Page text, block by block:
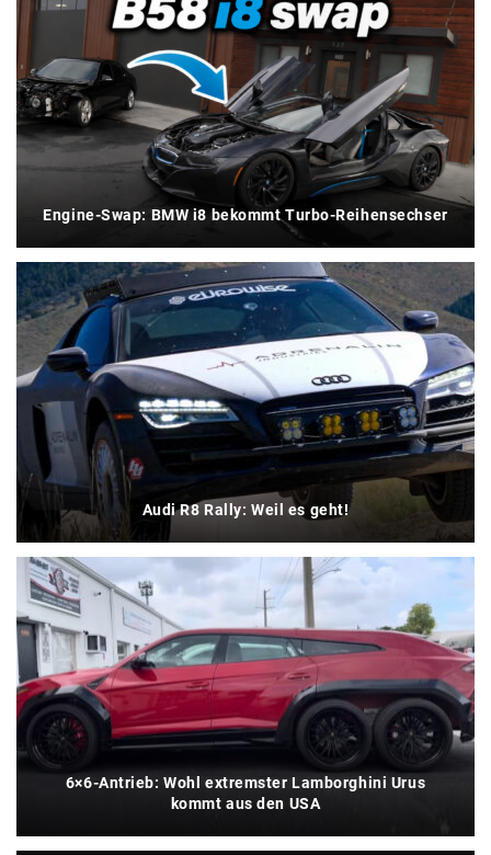
Engine-Swap: BMW i8 bekommt Turbo-Reihensechser
Audi R8 Rally: Weil es geht!
6×6-Antrieb: Wohl extremster Lamborghini Urus
kommt aus den USA